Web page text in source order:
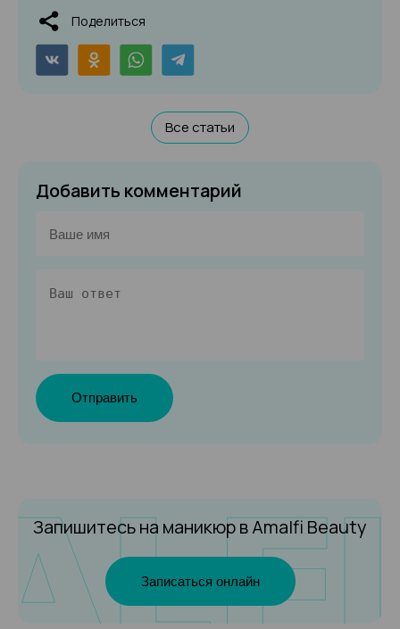
Поделиться
Все статьи
Добавить комментарий
Отправить
Запишитесь на маникюрв Amalfi Beauty
Записаться онлайн